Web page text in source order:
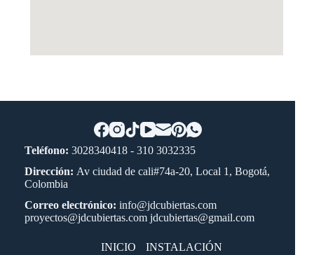
Teléfono: 3028340418 - 310 3032335
Dirección: Av ciudad de cali#74a-20, Local 1, Bogotá,
Colombia
Correo electrónico: info@jdcubiertas.com
proyectos@jdcubiertas.com jdcubiertas@gmail.com
INICIO
INSTALACIÓN